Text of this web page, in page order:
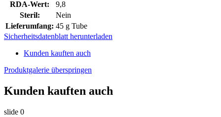
RDA-Wert:
9,8
Steril:
Nein
Lieferumfang: 45 g Tube
Sicherheitsdatenblatt herunterladen
Kunden kauften auch
Produktgalerie überspringen
Kunden kauften auch
slide 0